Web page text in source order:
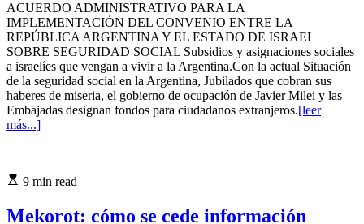
ACUERDO ADMINISTRATIVO PARA LA
IMPLEMENTACIÓN DEL CONVENIO ENTRE LA
REPÚBLICA ARGENTINA Y EL ESTADO DE ISRAEL
SOBRE SEGURIDAD SOCIAL Subsidios y asignaciones sociales
a israelíes que vengan a vivir a la Argentina.Con la actual Situación
de la seguridad social en la Argentina, Jubilados que cobran sus
haberes de miseria, el gobierno de ocupación de Javier Milei y las
Embajadas designan fondos para ciudadanos extranjeros.[leer
más...]
9 min read
Mekorot: cómo se cede información